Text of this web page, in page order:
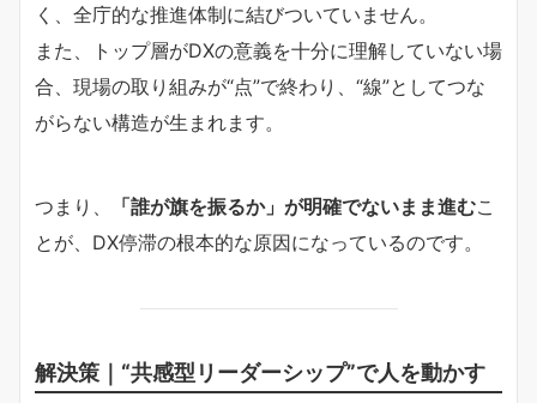
く、全庁的な推進体制に結びついていません。
また、トップ層がDXの意義を十分に理解していない場
合、現場の取り組みが“点”で終わり、“線”としてつな
がらない構造が生まれます。
つまり、 「誰が旗を振るか」が明確でないまま進むこ
とが、DX停滞の根本的な原因になっているのです。
解決策｜“共感型リーダーシップ”で人を動かす